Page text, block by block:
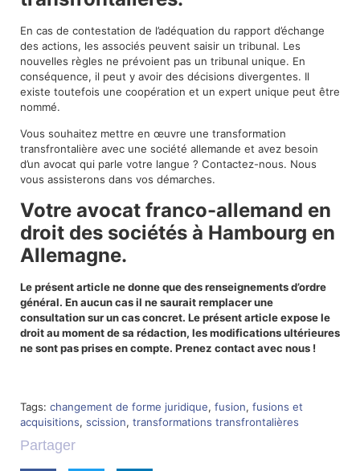
En cas de contestation de l’adéquation du rapport d’échange
des actions, les associés peuvent saisir un tribunal. Les
nouvelles règles ne prévoient pas un tribunal unique. En
conséquence, il peut y avoir des décisions divergentes. Il
existe toutefois une coopération et un expert unique peut être
nommé.
Vous souhaitez mettre en œuvre une transformation
transfrontalière avec une société allemande et avez besoin
d’un avocat qui parle votre langue ? Contactez-nous. Nous
vous assisterons dans vos démarches.
Votre avocat franco-allemand en
droit des sociétés à Hambourg en
Allemagne.
Le présent article ne donne que des renseignements d’ordre
général. En aucun cas il ne saurait remplacer une
consultation sur un cas concret. Le présent article expose le
droit au moment de sa rédaction, les modifications ultérieures
ne sont pas prises en compte. Prenez contact avec nous !
Tags: changement de forme juridique, fusion, fusions et
acquisitions, scission, transformations transfrontalières
Partager